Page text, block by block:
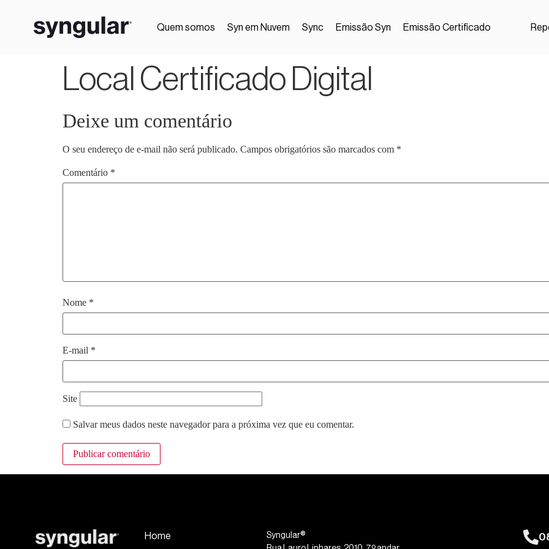
Quem somos Syn em Nuvem Sync Emissão Syn Emissão Certificado
Local Certificado Digital
Deixe um comentário
O seu endereço de e-mail não será publicado. Campos obrigatórios são marcados com *
Comentário *
Nome *
E-mail *
Site
Salvar meus dados neste navegador para a próxima vez que eu comentar.
Home
Syngular®